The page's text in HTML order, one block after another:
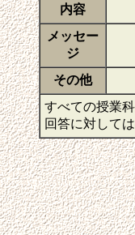
内容
メッセー
ジ
その他
すべての授業
回答に対して